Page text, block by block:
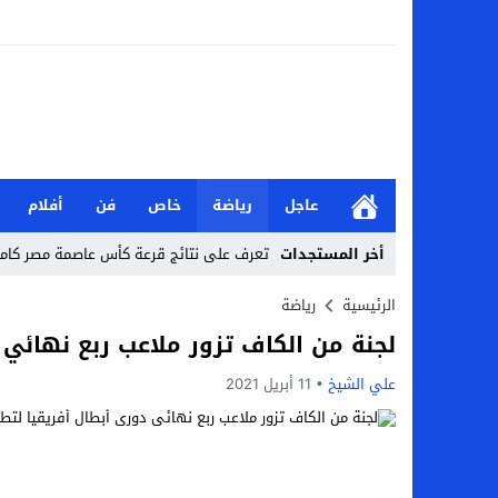
عاجل رياضة خاص فن أفلام
أخر المستجدات تعرف على نتائج قرعة كأس عاصمة مصر كاملة 2026-
بحث في الإسلام بسببها.. من هي هيفا
لماذا تنجح بعض الحملات التسويقية
بعد فسخ عقده.. حصاد وأرقام سيف الدين
الرئيسية رياضة
لجنة من الكاف تزور ملاعب ربع
علي الشيخ 11 أبريل 2021